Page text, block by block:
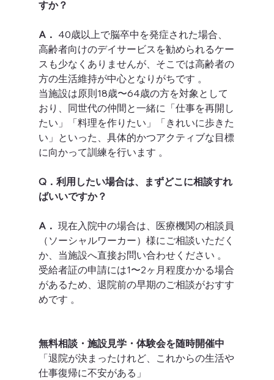
すか？
A． 40歳以上で脳卒中を発症された場合、
高齢者向けのデイサービスを勧められるケー
スも少なくありませんが、そこでは高齢者の
方の生活維持が中心となりがちです 。
当施設は原則18歳〜64歳の方を対象として
おり、同世代の仲間と一緒に「仕事を再開し
たい」「料理を作りたい」「きれいに歩きた
い」といった、具体的かつアクティブな目標
に向かって訓練を行います 。
Q．利用したい場合は、まずどこに相談すれ
ばいいですか？
A． 現在入院中の場合は、医療機関の相談員
（ソーシャルワーカー）様にご相談いただく
か、当施設へ直接お問い合わせください 。
受給者証の申請には1〜2ヶ月程度かかる場合
があるため、退院前の早期のご相談がおすす
めです 。
無料相談・施設見学・体験会を随時開催中
「退院が決まったけれど、これからの生活や
仕事復帰に不安がある」